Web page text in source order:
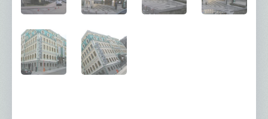
Обладнання ETI
Обладнання Hager
Обладнання Eaton
Розетки-вимикачі